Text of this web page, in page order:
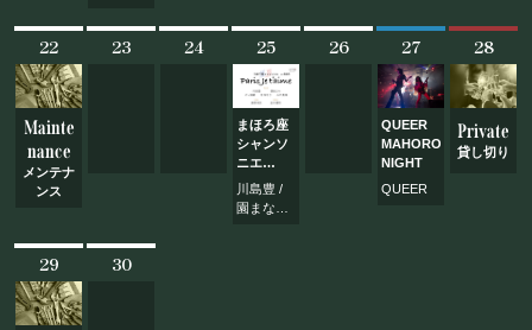
©Mahoroza. All Rights Reserved.
vol.48
22
Mainte
nance
メンテナ
ンス
23 24 25
まほろ座
シャンソ
ニエ
~Paris ♪
Je
t’aime~
川島豊 /
園まなみ
26 27
QUEER
MAHOROZA
NIGHT
QUEER
28
Private
貸し切り
29 30